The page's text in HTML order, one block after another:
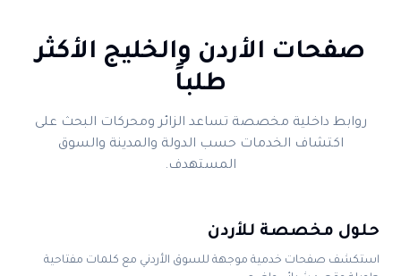
صفحات الأردن والخليج الأكثر
طلباً
روابط داخلية مخصصة تساعد الزائر ومحركات البحث على
اكتشاف الخدمات حسب الدولة والمدينة والسوق
المستهدف.
حلول مخصصة للأردن
استكشف صفحات خدمية موجهة للسوق الأردني مع كلمات مفتاحية